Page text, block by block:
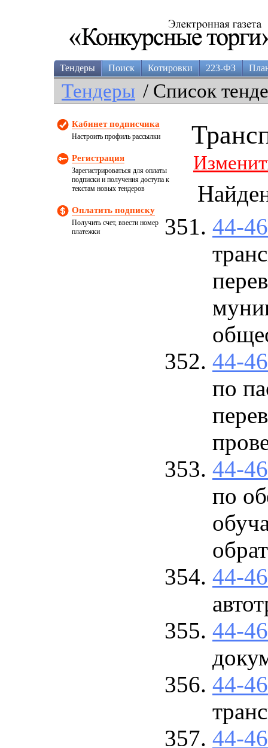
Тендеры Поиск Котировки 223-ФЗ
Тендеры / Список
Кабинет подписчика
Настроить профиль рассылки
Регистрация
Зарегистрироваться для оплаты
подписки и получения доступа к
текстам новых тендеров
Оплатить подписку
Получить счет, ввести номер
платежки
44-
44-
по
44-
по
44-
44-
44-
44-